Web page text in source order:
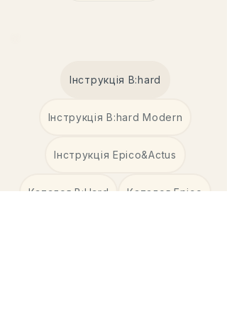
Інструкція B:hard
Інструкція B:hard Modern
Інструкція Epico&Actus
Каталог B:Hard Каталог Epico